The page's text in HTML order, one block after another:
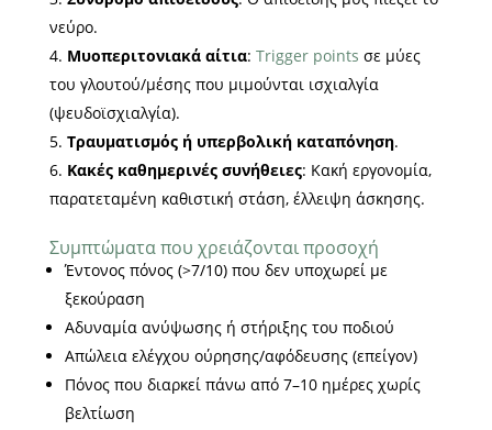
νεύρο.
Μυοπεριτονιακά αίτια: Trigger points σε μύες
του γλουτού/μέσης που μιμούνται ισχιαλγία
(ψευδοϊσχιαλγία).
Τραυματισμός ή υπερβολική καταπόνηση.
Κακές καθημερινές συνήθειες: Κακή εργονομία,
παρατεταμένη καθιστική στάση, έλλειψη άσκησης.
Συμπτώματα που χρειάζονται προσοχή
Έντονος πόνος (>7/10) που δεν υποχωρεί με
ξεκούραση
Αδυναμία ανύψωσης ή στήριξης του ποδιού
Απώλεια ελέγχου ούρησης/αφόδευσης (επείγον)
Πόνος που διαρκεί πάνω από 7–10 ημέρες χωρίς
βελτίωση